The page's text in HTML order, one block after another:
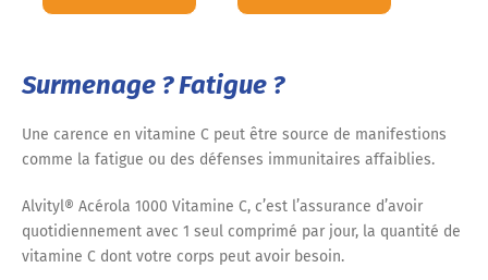
Surmenage ? Fatigue ?
Une carence en vitamine C peut être source de manifestions
comme la fatigue ou des défenses immunitaires affaiblies.
Alvityl® Acérola 1000 Vitamine C, c’est l’assurance d’avoir
quotidiennement avec 1 seul comprimé par jour, la quantité de
vitamine C dont votre corps peut avoir besoin.